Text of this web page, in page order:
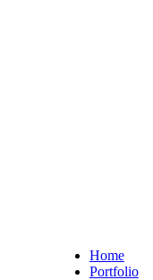
Home
Portfolio